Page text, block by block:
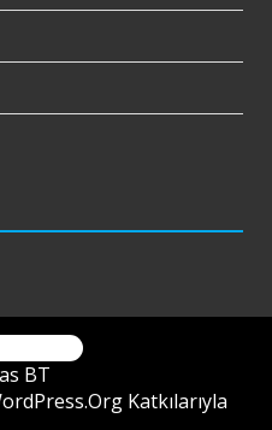
BT
Katkılarıyla